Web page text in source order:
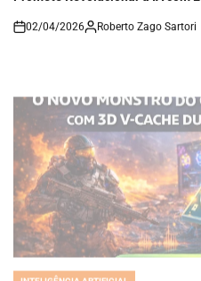
on
02/04/2026 Roberto Zago Sartori
POSTED
IN
INTELIGÊNCIA ARTIFICIAL
AMD Ryzen 9 9950X3D2: O
Cache Duplo